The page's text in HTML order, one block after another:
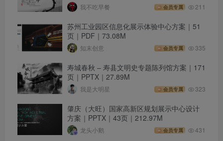
我不吃早餐 会员专属 211
苏州工业园区信息化展示体验中心方案｜51
页｜PDF｜73.08M
知末创意 会员专属 335
寿城春秋 – 寿县文明史专题陈列馆方案｜171
页｜PPTX｜27.89M
我是大明星 会员专属 323
肇庆（大旺）国家高新区规划展示中心设计
方案｜PPTX｜43页｜212.97M
龙头小鹅 会员专属 431